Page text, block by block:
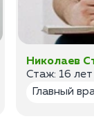
Николаев
Стаж: 16 лет
Главный